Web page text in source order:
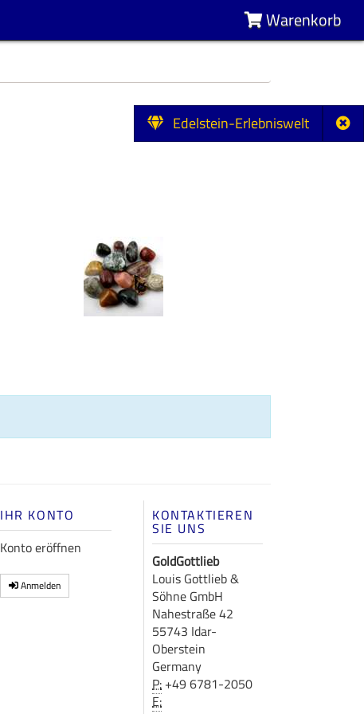
Edelstein-Erlebniswelt
Warenkorb
IHR KONTO
Konto eröffnen
Anmelden
KONTAKTIEREN
SIE UNS
GoldGottlieb
Louis Gottlieb &
Söhne GmbH
Nahestraße 42
55743 Idar-
Oberstein
Germany
P: +49 6781-2050
E: